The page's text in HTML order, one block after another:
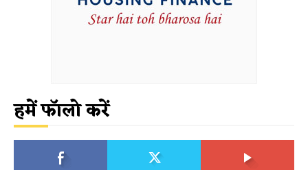
हमें फॉलो करें